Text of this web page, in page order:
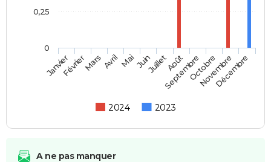
2024 2023
JanvierFévrierMars AvrilMaiJuinJuilletAoût
SeptembreOctobre
Novembre
Décembre
0
0,25
A ne pas manquer